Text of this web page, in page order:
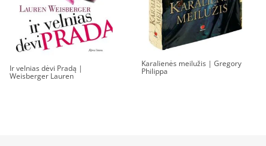
Ir velnias dėvi Pradą |
Weisberger Lauren
Karalienės meilužis | Gregory
Philippa